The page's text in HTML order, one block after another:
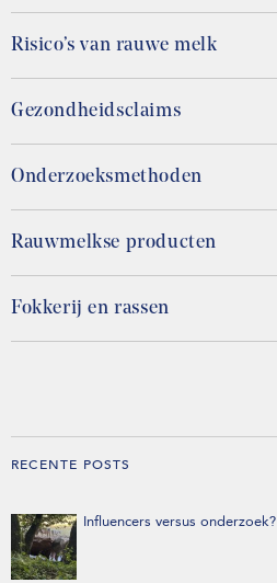
Risico’s van rauwe melk
Gezondheidsclaims
Onderzoeksmethoden
Rauwmelkse producten
Fokkerij en rassen
RECENTE POSTS
Influencers versus onderzoek?